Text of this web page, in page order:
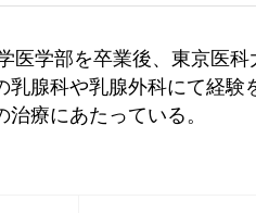
医学部を卒業後、東京医
乳腺科や乳腺外科にて経
療にあたっている。